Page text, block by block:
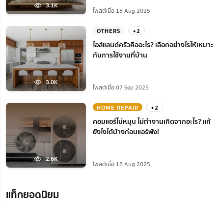
3.1K
โพสต์เมื่อ 18 Aug 2025
3.0K
OTHERS +2
ไอส์แลนด์ครัวคืออะไร? เลือกอย่างไรให้เหมาะ
กับการใช้งานที่บ้าน
โพสต์เมื่อ 07 Sep 2025
2.6K
HOME REPAIR +2
คอมแอร์ไม่หมุน ไม่ทํางานเกิดจากอะไร? แก้
ยังไงได้บ้างก่อนแอร์พัง!
โพสต์เมื่อ 18 Aug 2025
แท็กยอดนิยม